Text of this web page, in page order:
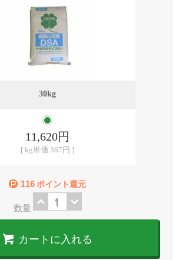
30kg
11,620円
[ kg単価 387円 ]
116 ポイント還元
数量
カートに入れる